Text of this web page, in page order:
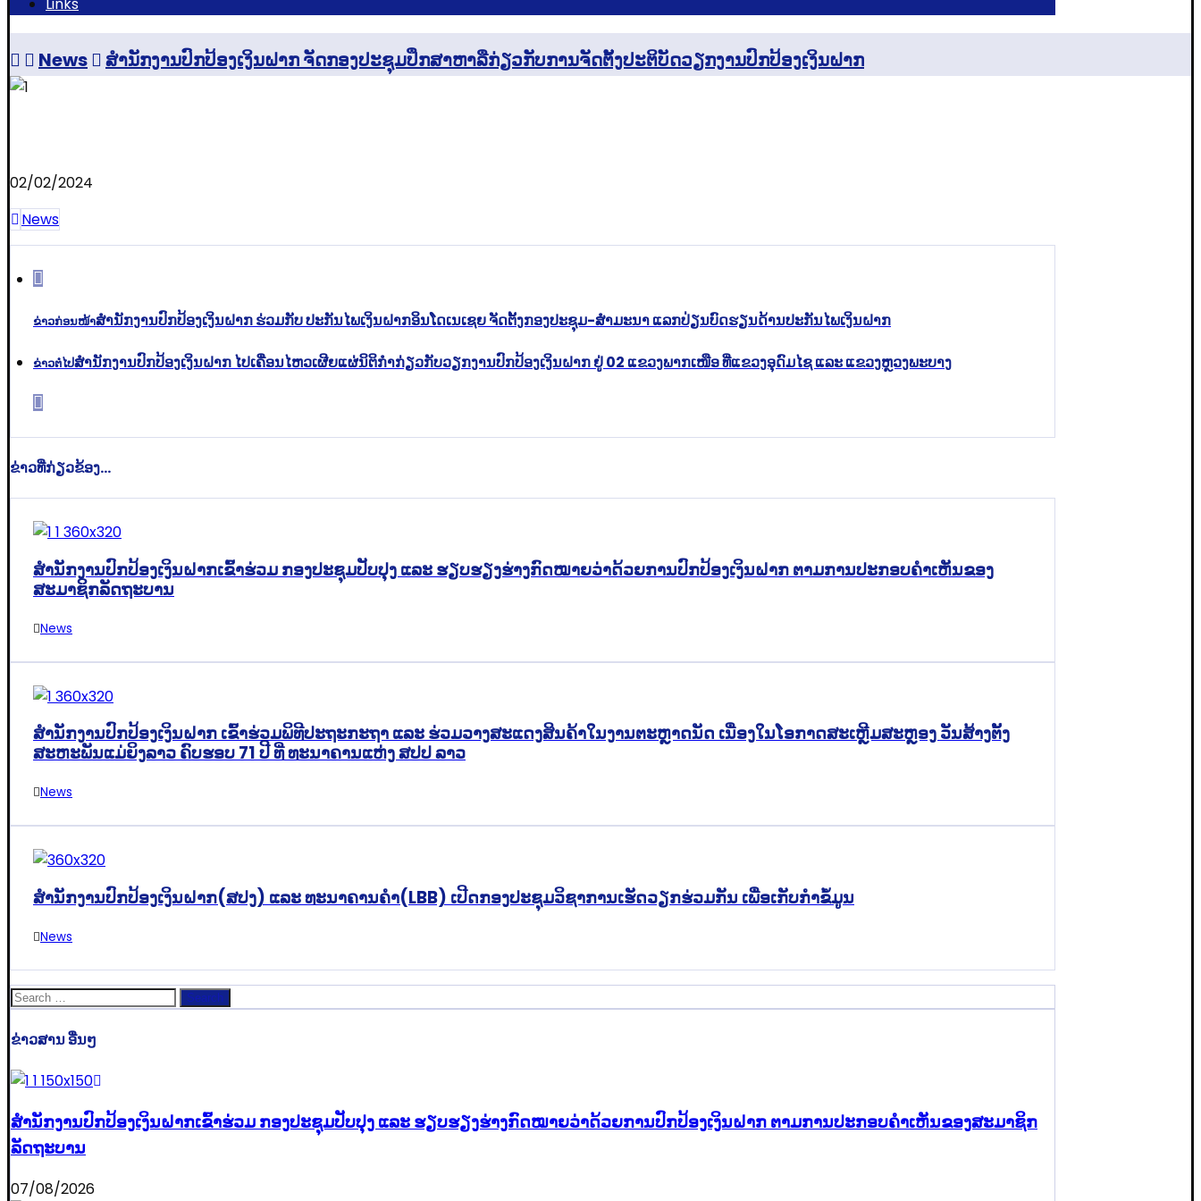
News ສຳນັກງານປົກປ້ອງເງິນຝາກ ຈັດກອງປະຊຸມປຶກສາຫາລືກ່ຽວກັບການຈັດຕັ້ງປະຕິບັດວຽກງານປົກປ້ອງເງິນຝາກ
02/02/2024
News
ຂ່າວກ່ອນໜ້າສຳນັກງານປົກປ້ອງເງິນຝາກ ຮ່ວມກັບ ປະກັນໄພເງິນຝາກອິນໂດເນເຊຍ ຈັດຕັ້ງກອງປະຊຸມ-ສຳມະນາ ແລກປ່ຽນບົດຮຽນດ້ານປະກັນໄພເງິນຝາກ
ຂ່າວຕໍ່ໄປສຳນັກງານປົກປ້ອງເງິນຝາກ ໄປເຄື່ອນໄຫວເຜີຍແຜ່ນິຕິກຳກ່ຽວກັບວຽກງານປົກປ້ອງເງິນຝາກ ຢູ່ 02 ແຂວງພາກເໜືອ ທີ່ແຂວງອຸດົມໄຊ ແລະ ແຂວງຫຼວງພະບາງ
ຂ່າວທີ່ກ່ຽວຂ້ອງ...
ສໍານັກງານປົກປ້ອງເງິນຝາກເຂົ້າຮ່ວມ ກອງປະຊຸມປັບປຸງ ແລະ ຮຽບຮຽງຮ່າງກົດໝາຍວ່າດ້ວຍການປົກປ້ອງເງິນຝາກ ຕາມການປະກອບຄຳເຫັນຂອງ
ສະມາຊິກລັດຖະບານ
News
ສຳນັກງານປົກປ້ອງເງິນຝາກ ເຂົ້າຮ່ວມພິທີປະຖະກະຖາ ແລະ ຮ່ວມວາງສະແດງສິນຄ້າໃນງານຕະຫຼາດນັດ ເນື່ອງໃນໂອກາດສະເຫຼີມສະຫຼອງ ວັນສ້າງຕັ້ງ
ສະຫະພັນແມ່ຍິງລາວ ຄົບຮອບ 71 ປີ ທີ່ ທະນາຄານແຫ່ງ ສປປ ລາວ
News
ສຳນັກງານປົກປ້ອງເງິນຝາກ(ສປງ) ແລະ ທະນາຄານຄຳ(LBB) ເປີດກອງປະຊຸມວິຊາການເຮັດວຽກຮ່ວມກັນ ເພື່ອເກັບກຳຂໍ້ມູນ
News
Search
ຂ່າວສານ ອື່ນໆ
ສໍານັກງານປົກປ້ອງເງິນຝາກເຂົ້າຮ່ວມ ກອງປະຊຸມປັບປຸງ ແລະ ຮຽບຮຽງຮ່າງກົດໝາຍວ່າດ້ວຍການປົກປ້ອງເງິນຝາກ ຕາມການປະກອບຄຳເຫັນຂອງສະມາຊິກ
ລັດຖະບານ
07/08/2026